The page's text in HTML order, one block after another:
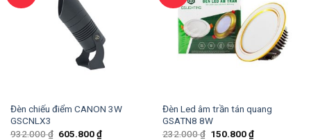
Đèn chiếu điểm CANON 3W
GSCNLX3
932.000₫ 605.800₫
Đèn Led âm trần tán quang
GSATN8 8W
232.000₫ 150.800₫